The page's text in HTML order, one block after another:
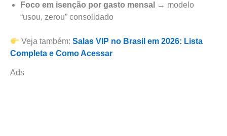
Foco em isenção por gasto mensal
→ modelo
“usou, zerou” consolidado
Veja também:Salas VIP no Brasil em 2026: Lista
Completa e Como Acessar
Ads